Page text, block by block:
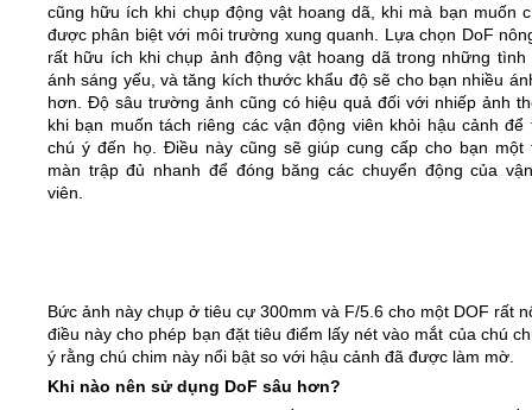
cũng hữu ích khi chụp động vật hoang dã, khi mà bạn muốn
được phân biệt với môi trường xung quanh. Lựa chọn DoF
rất hữu ích khi chụp ảnh động vật hoang dã trong những tình
ánh sáng yếu, và tăng kích thước khẩu độ sẽ cho bạn nhiều
hơn. Độ sâu trường ảnh cũng có hiệu quả đối với nhiếp ảnh
khi bạn muốn tách riêng các vận động viên khỏi hậu cảnh để
chú ý đến họ. Điều này cũng sẽ giúp cung cấp cho bạn một
màn trập đủ nhanh để đóng băng các chuyển động của
viên.
Bức ảnh này chụp ở tiêu cự 300mm và F/5.6 cho một DOF rất
điều này cho phép bạn đặt tiêu điểm lấy nét vào mắt của chú
ý rằng chú chim này nổi bật so với hậu cảnh đã được làm mờ.
Khi nào nên sử dụng DoF sâu hơn?